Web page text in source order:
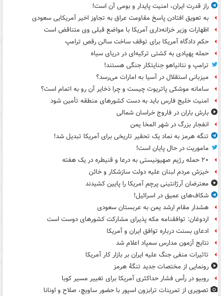
راز قدرت ایران، امنیت پایدار و بومی آن است!
به تعویق افتادن پاسخ مقاومت عراق به تجاوز اخیر آمریکایی سعودی
اظهارات وزیر خزانه‌داری آمریکا با مواضع قبلی وی متناقض است
حکم دادگاه آمریکا برای توقف ساخت سالن رقص ترامپ
حمله پهپادی به کشتی ترکیه‌ای در دریای سیاه
ترامپ و نتانیاهو جنایتکار جنگی هستند!
میزبانی استقلال در آسیا به امارات می‌رسد؟
سامانه موشکی پاتریوت چیست و چرا ذخایر آن رو به اتمام است؟
امنیت خلیج فارس باید به دست کشورهای منطقه تأمین شود
بارش باران در فاروج خراسان شمالی
انفجار بزرگ در شهر المخا یمن
تنگه هرمز به نماد یک تحقیر تاریخی برای آمریکا تبدیل شد!
ماموریت در حال پایان است!
۲۰ حمله رژیم صهیونیستی به درعا و قنیطره در یک هفته
خیزش مردم لبنان علیه دولت سازشکار و خائن
معترضان آرژانتینی پرچم آمریکا را پایین کشیدند
شکاف‌های عمیق در اسرائیل!
هشدار مقام ارشد یمن به عربستان سعودی
اردوغان: توافقنامه مکه پذیرای مشارکت کشورهای دوست است
ادعای بسنت درباره توافق ایران و آمریکا
نتایج آزمون مدارس سمپاد اعلام شد
تاثیرات منفی جنگ علیه ایران بر بازار کار آمریکا
رونمایی از مختصات جدید تنگۀ هرمز
روبیو در رأس فشار حداکثری آمریکا برای تغییر مسیر کوبا
تصویری از تمرینات ترابزون اسپور با حضور ساویچ، صلاح و اونانا